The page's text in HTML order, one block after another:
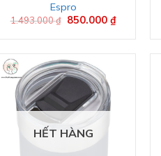
Espro
1.493.000₫ Giá
850.000 ₫Giá
HẾT HÀNG